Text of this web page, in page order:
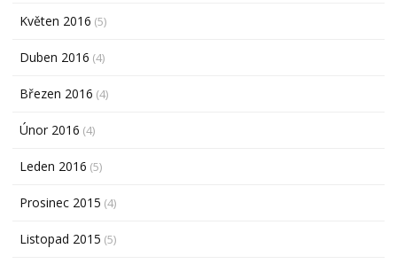
Květen 2016 (5)
Duben 2016 (4)
Březen 2016 (4)
Únor 2016 (4)
Leden 2016 (5)
Prosinec 2015 (4)
Listopad 2015 (5)